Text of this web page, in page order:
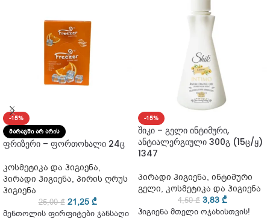
-15%
ᲛᲐᲠᲐᲒᲨᲘ ᲐᲠ ᲐᲠᲘᲡ
ფრიზერი – ფორთოხალი 24ც
კოსმეტიკა და ჰიგიენა,
პირადი ჰიგიენა, პირის ღრუს
ჰიგიენა
25,00₾ 21,25 ₾
მენთოლის ფირფიტები ჯანსაღი
-15%
შიკი – გელი ინტიმური,
ანტიალერგიული 300გ (15ც/ყ)
1347
პირადი ჰიგიენა, ინტიმური
გელი, კოსმეტიკა და ჰიგიენა
4,50₾ 3,83 ₾
ჰიგიენა მთელი ოჯახისთვის!